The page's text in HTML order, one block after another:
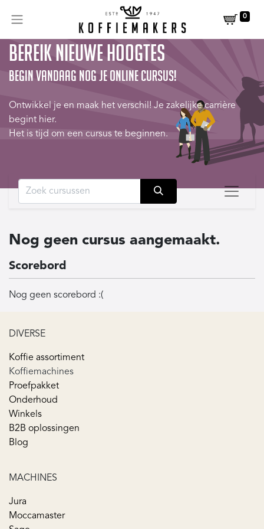
0
Bereik nieuwe hoogtes
Begin vandaag nog je online cursus!
Ontwikkel je en maak het verschil! Je zakelijke carrière
begint hier.
Het is tijd om een cursus te beginnen.
Scorebord
Nog geen scorebord :(
Nog geen cursus aangemaakt.
DIVERSE
Koffie assortiment
Koffiemachines
Proefpakket
Onderhoud
Winkels
B2B oplossingen
Blog
MACHINES
Jura
Moccamaster